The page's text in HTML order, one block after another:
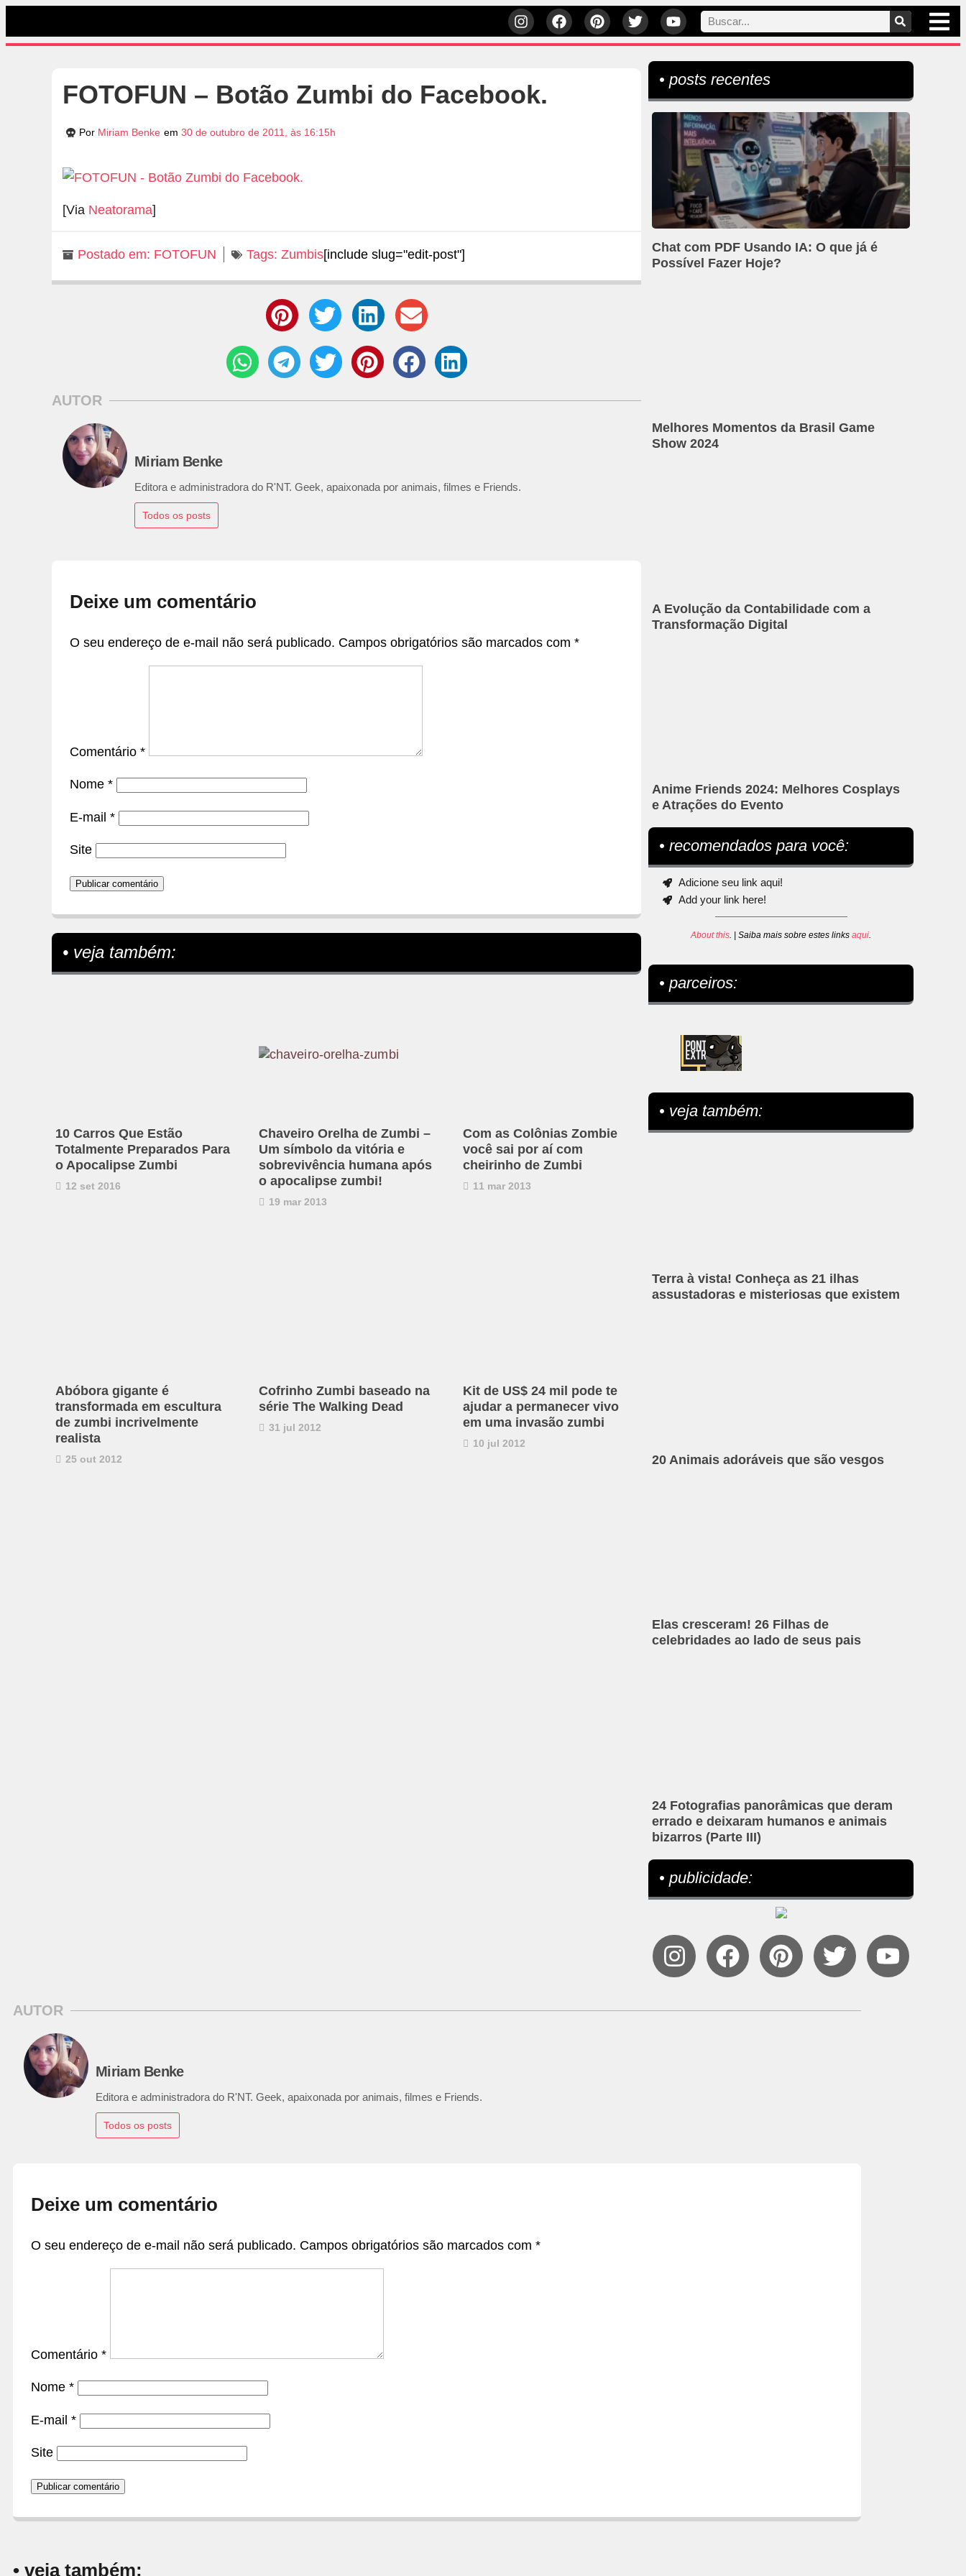
FOTOFUN – Botão Zumbi do Facebook.
Por Miriam Benke em 30 de outubro de 2011, às 16:15h
[Via Neatorama]
Postado em: FOTOFUN Tags: Zumbis[include slug="edit-post"]
AUTOR
Miriam Benke
Editora e administradora do R'NT. Geek, apaixonada por animais, filmes e Friends.
Todos os posts
Deixe um comentário
O seu endereço de e-mail não será publicado. Campos obrigatórios são marcados com *
Comentário *
Nome *
E-mail *
Site
• veja também:
10 Carros Que Estão
Totalmente Preparados Para
o Apocalipse Zumbi
12 set 2016
Chaveiro Orelha de Zumbi –
Um símbolo da vitória e
sobrevivência humana após
o apocalipse zumbi!
19 mar 2013
Com as Colônias Zombie
você sai por aí com
cheirinho de Zumbi
11 mar 2013
Abóbora gigante é
transformada em escultura
de zumbi incrivelmente
realista
25 out 2012
Cofrinho Zumbi baseado na
série The Walking Dead
31 jul 2012
Kit de US$ 24 mil pode te
ajudar a permanecer vivo
em uma invasão zumbi
10 jul 2012
• posts recentes
Chat com PDF Usando IA: O que já é
Possível Fazer Hoje?
Melhores Momentos da Brasil Game
Show 2024
A Evolução da Contabilidade com a
Transformação Digital
Anime Friends 2024: Melhores Cosplays
e Atrações do Evento
• recomendados para você:
Adicione seu link aqui!
Add your link here!
About this. | Saiba mais sobre estes linksaqui.
• parceiros:
• veja também:
Terra à vista! Conheça as 21 ilhas
assustadoras e misteriosas que existem
20 Animais adoráveis que são vesgos
Elas cresceram! 26 Filhas de
celebridades ao lado de seus pais
24 Fotografias panorâmicas que deram
errado e deixaram humanos e animais
bizarros (Parte III)
• publicidade:
AUTOR
Miriam Benke
Editora e administradora do R'NT. Geek, apaixonada por animais, filmes e Friends.
Todos os posts
Deixe um comentário
O seu endereço de e-mail não será publicado. Campos obrigatórios são marcados com *
Comentário *
Nome *
E-mail *
Site
• veja também: